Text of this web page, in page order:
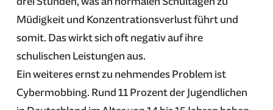
Müdigkeit und Konzentrationsverlust führt und
somit. Das wirkt sich oft negativ auf ihre
schulischen Leistungen aus.
Ein weiteres ernst zu nehmendes Problem ist
Cybermobbing. Rund 11 Prozent der Jugendlichen